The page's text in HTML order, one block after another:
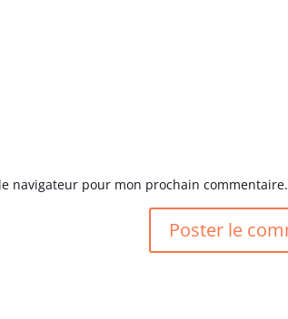
navigateur pour mon prochain commentaire.